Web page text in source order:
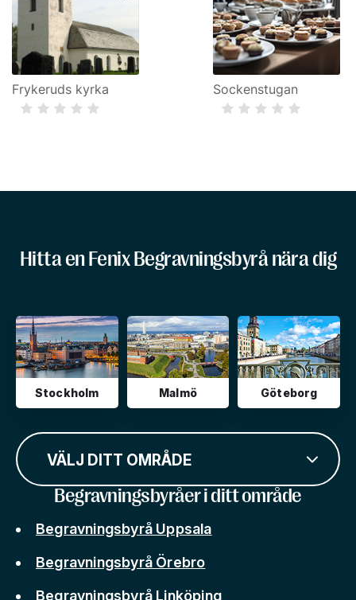
Frykeruds kyrka Sockenstugan
Hitta en Fenix Begravningsbyrå nära dig
Stockholm Malmö Göteborg
VÄLJ DITT OMRÅDE
Begravningsbyråer i ditt område
Begravningsbyrå Uppsala
Begravningsbyrå Örebro
Begravningsbyrå Linköping